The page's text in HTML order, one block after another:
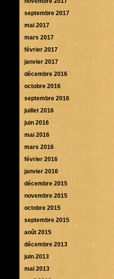
septembre 2017
mai 2017
mars 2017
février 2017
janvier 2017
décembre 2016
octobre 2016
septembre 2016
juillet 2016
juin 2016
mai 2016
mars 2016
février 2016
janvier 2016
décembre 2015
novembre 2015
octobre 2015
septembre 2015
août 2015
décembre 2013
juin 2013
mai 2013